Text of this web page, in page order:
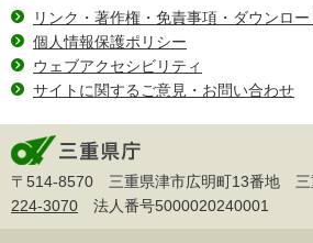
リンク・著作権・免責事項・ダウンロー
個人情報保護ポリシー
ウェブアクセシビリティ
サイトに関するご意見・お問い合わせ
〒514-8570 三重県津市広明町13番地 三
224-3070 法人番号5000020240001